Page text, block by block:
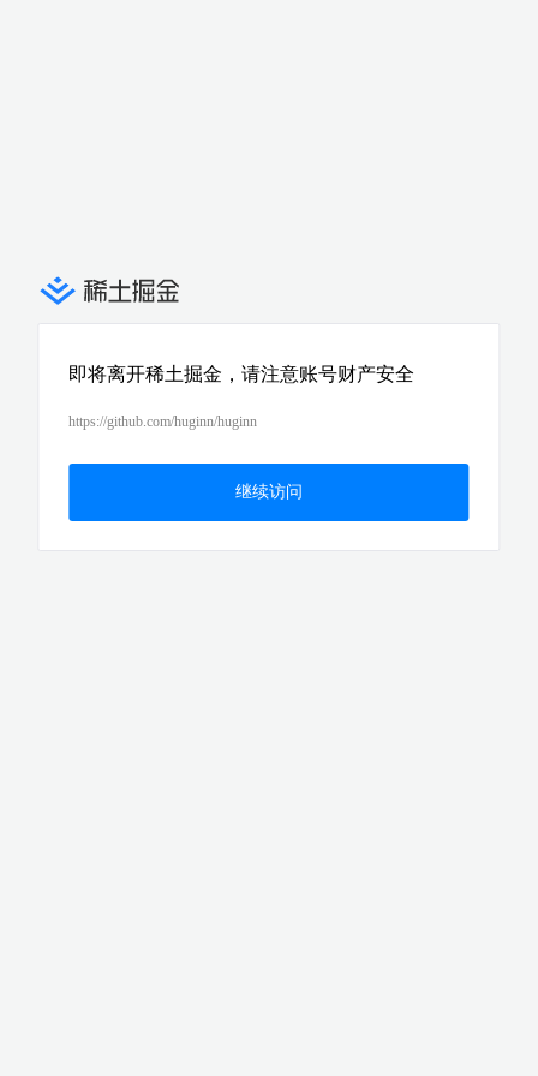
即将离开稀土掘金，请注意账号财产安全
https://github.com/huginn/huginn
继续访问